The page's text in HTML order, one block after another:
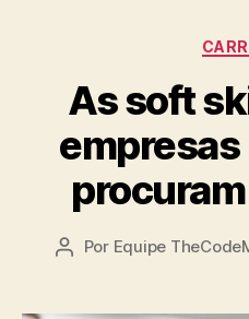
As soft
Autor
Por Equipe